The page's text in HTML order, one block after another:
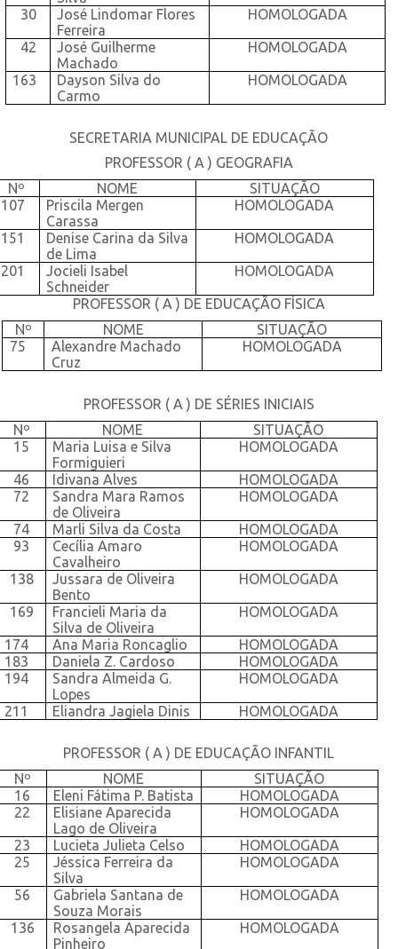
30
José Lindomar Flores
Ferreira
HOMOLOGADA
42
José Guilherme
Machado
HOMOLOGADA
163
Dayson Silva do
Carmo
HOMOLOGADA
SECRETARIA MUNICIPAL DE EDUCAÇÃO
PROFESSOR ( A ) GEOGRAFIA
Nº
NOME
SITUAÇÃO
107
Priscila Mergen
Carassa
HOMOLOGADA
151
Denise Carina da Silva
de Lima
HOMOLOGADA
201
Jocieli Isabel
Schneider
HOMOLOGADA
PROFESSOR ( A ) DE EDUCAÇÃO FÍSICA
Nº
NOME
SITUAÇÃO
75
Alexandre Machado
Cruz
HOMOLOGADA
PROFESSOR ( A ) DE SÉRIES INICIAIS
Nº
NOME
SITUAÇÃO
15
Maria Luisa e Silva
Formiguieri
HOMOLOGADA
46 Idivana Alves
HOMOLOGADA
72
Sandra Mara Ramos
de Oliveira
HOMOLOGADA
74 Marli Silva da Costa
HOMOLOGADA
93
Cecília Amaro
Cavalheiro
HOMOLOGADA
138
Jussara de Oliveira
Bento
HOMOLOGADA
169
Francieli Maria da
Silva de Oliveira
HOMOLOGADA
174 Ana Maria Roncaglio
HOMOLOGADA
183
Daniela Z. Cardoso
HOMOLOGADA
194
Sandra Almeida G.
Lopes
HOMOLOGADA
211 Eliandra Jagiela Dinis HOMOLOGADA
PROFESSOR ( A ) DE EDUCAÇÃO INFANTIL
Nº
NOME
SITUAÇÃO
16
Eleni Fátima P. Batista
HOMOLOGADA
22
Elisiane Aparecida
Lago de Oliveira
HOMOLOGADA
23 Lucieta Julieta Celso
HOMOLOGADA
25
Jéssica Ferreira da
Silva
HOMOLOGADA
56
Gabriela Santana de
Souza Morais
HOMOLOGADA
136
Rosangela Aparecida
Pinheiro
HOMOLOGADA